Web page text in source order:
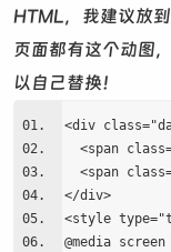
HTML，我建议放
页面都有这个动图
以自己替换！
<div
<span
<span
</div>
<style
@media